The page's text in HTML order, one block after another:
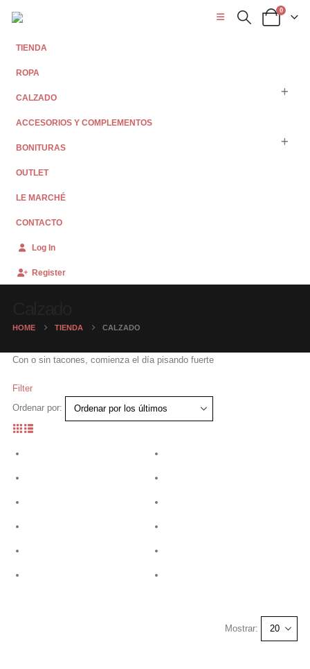
0
TIENDA
ROPA
CALZADO
ACCESORIOS Y COMPLEMENTOS
BONITURAS
OUTLET
LE MARCHÉ
CONTACTO
Log In
Register
HOME TIENDA CALZADO
Con o sin tacones, comienza el día pisando fuerte
Filter
Ordenar por:
Mostrar: